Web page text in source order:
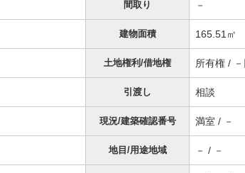
間取り －
建物面積 165.51㎡
土地権利/借地権 所有権 /
引渡し 相談
現況/建築確認番号 満室 / －
地目/用途地域 － / －